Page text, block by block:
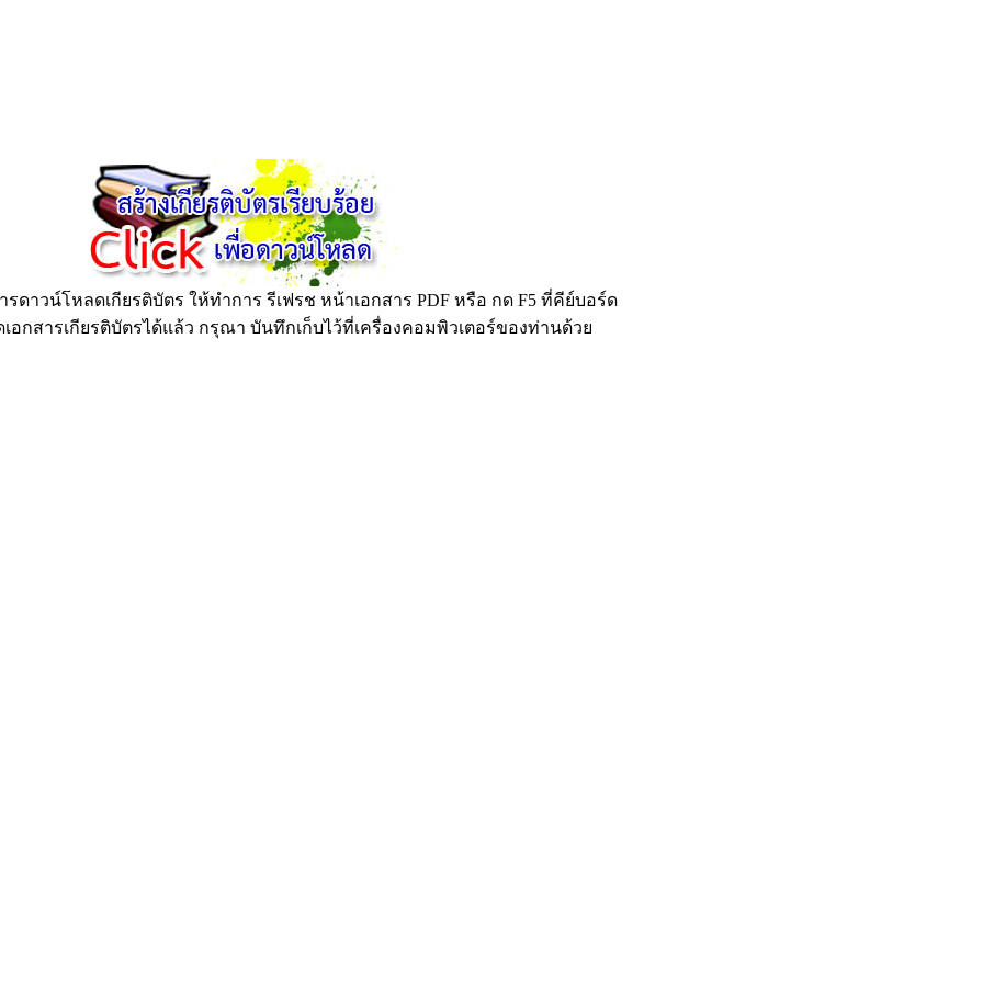
ดาวน์โหลดเกียรติบัตร ให้ทำการ รีเฟรช หน้าเอกสาร PDF หรือ กด F5 ที่คีย์บอร์ด
อกสารเกียรติบัตรได้แล้ว กรุณา บันทึกเก็บไว้ที่เครื่องคอมพิวเตอร์ของท่านด้วย